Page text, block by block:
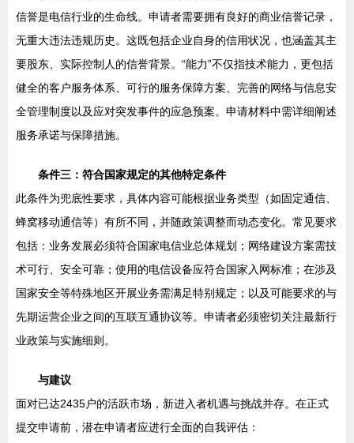
信誉是电信行业的生命线。申请者需要拥有良好的商业信誉记录，
无重大违法违规历史。这既包括企业自身的信用状况，也涵盖其主
要股东、实际控制人的信誉背景。“能力”不仅指技术能力，更包括
健全的客户服务体系、可行的服务保障方案、完善的网络与信息安
全管理制度以及应对突发事件的应急预案。申请材料中需详细阐述
服务承诺与保障措施。
条件三：符合国家规定的其他特定条件
此条件为兜底性要求，具体内容可能根据业务类型（如固定通信、
蜂窝移动通信等）有所不同，并随政策调整而动态变化。常见要求
包括：业务发展必须符合国家电信业总体规划；网络建设方案需技
术可行、安全可靠；使用的电信设备应符合国家入网标准；在涉及
国家安全等特殊地区开展业务需满足特别规定；以及可能要求的与
先期运营企业之间的互联互通协议等。申请者必须密切关注最新行
业政策与实施细则。
与建议
面对已达2435户的活跃市场，新进入者机遇与挑战并存。在正式
提交申请前，潜在申请者应进行全面的自我评估：